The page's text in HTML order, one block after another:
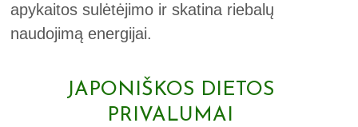
apykaitos sulėtėjimo ir skatina riebalų
naudojimą energijai.
JAPONIŠKOS DIETOS
PRIVALUMAI